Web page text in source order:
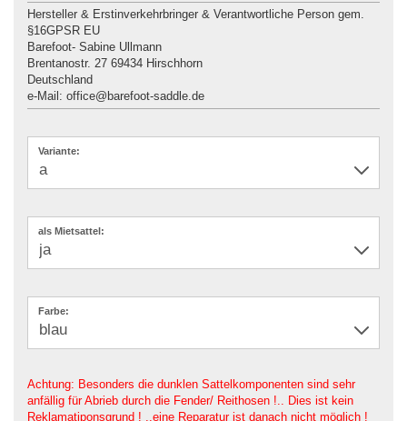
Hersteller & Erstinverkehrbringer & Verantwortliche Person gem.
§16GPSR EU
Barefoot- Sabine Ullmann
Brentanostr. 27 69434 Hirschhorn
Deutschland
e-Mail: office@barefoot-saddle.de
Variante:
als Mietsattel:
Farbe:
Achtung: Besonders die dunklen Sattelkomponenten sind sehr
anfällig für Abrieb durch die Fender/ Reithosen !.. Dies ist kein
Reklamatiponsgrund ! ..eine Reparatur ist danach nicht möglich !